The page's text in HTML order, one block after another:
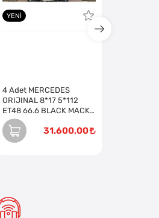
YENI
4 Adet MERCEDES
ORIJINAL 8*17 5*112
ET48 66.6 BLACK MACK
31.600,00